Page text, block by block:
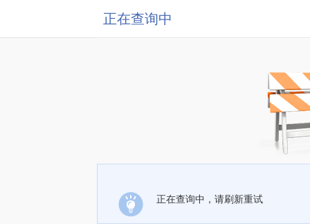
正在查询中
正在查询中，请刷新重试